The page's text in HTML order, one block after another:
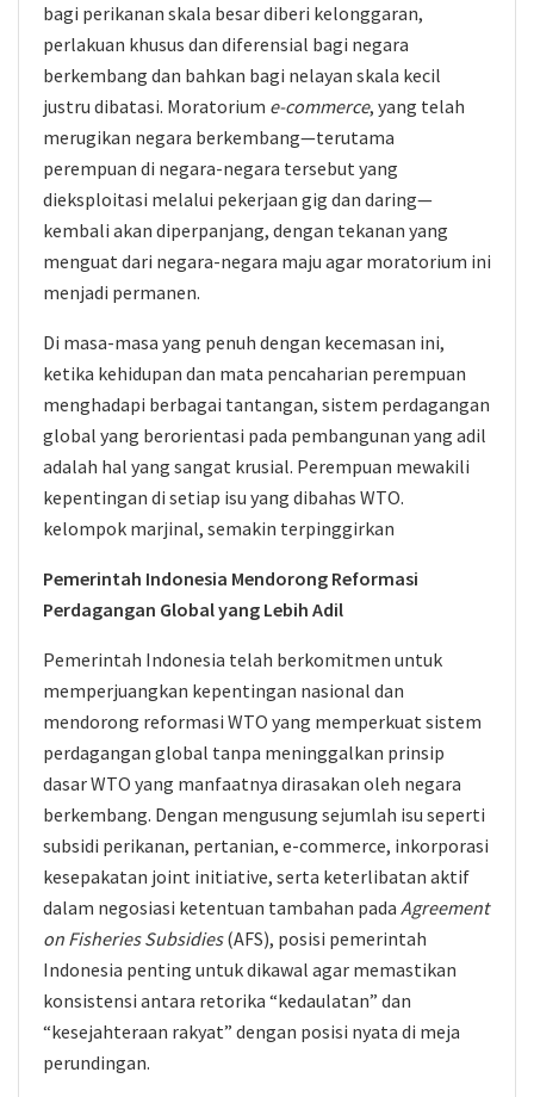
bagi perikanan skala besar diberi kelonggaran,
perlakuan khusus dan diferensial bagi negara
berkembang dan bahkan bagi nelayan skala kecil
justru dibatasi. Moratorium e-commerce, yang telah
merugikan negara berkembang—terutama
perempuan di negara-negara tersebut yang
dieksploitasi melalui pekerjaan gig dan daring—
kembali akan diperpanjang, dengan tekanan yang
menguat dari negara-negara maju agar moratorium ini
menjadi permanen.
Di masa-masa yang penuh dengan kecemasan ini,
ketika kehidupan dan mata pencaharian perempuan
menghadapi berbagai tantangan, sistem perdagangan
global yang berorientasi pada pembangunan yang adil
adalah hal yang sangat krusial. Perempuan mewakili
kepentingan di setiap isu yang dibahas WTO.
kelompok marjinal, semakin terpinggirkan
Pemerintah Indonesia Mendorong Reformasi
Perdagangan Global yang Lebih Adil
Pemerintah Indonesia telah berkomitmen untuk
memperjuangkan kepentingan nasional dan
mendorong reformasi WTO yang memperkuat sistem
perdagangan global tanpa meninggalkan prinsip
dasar WTO yang manfaatnya dirasakan oleh negara
berkembang. Dengan mengusung sejumlah isu seperti
subsidi perikanan, pertanian, e-commerce, inkorporasi
kesepakatan joint initiative, serta keterlibatan aktif
dalam negosiasi ketentuan tambahan pada Agreement
on Fisheries Subsidies(AFS), posisi pemerintah
Indonesia penting untuk dikawal agar memastikan
konsistensi antara retorika “kedaulatan” dan
“kesejahteraan rakyat” dengan posisi nyata di meja
perundingan.